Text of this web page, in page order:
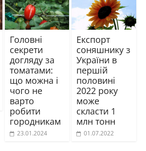
Головні
секрети
догляду за
томатами:
що можна і
чого не
варто
робити
городникам
23.01.2024
Експорт
соняшнику з
України в
першій
половині
2022 року
може
скласти 1
млн тонн
01.07.2022